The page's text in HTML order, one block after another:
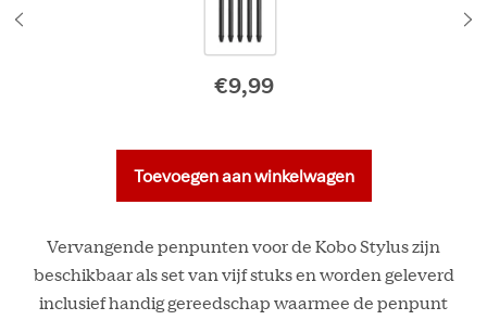
€9,99Oorspronkelijke
Toevoegen aan winkelwagen
Vervangende penpunten voor de Kobo Stylus zijn
beschikbaar als set van vijf stuks en worden geleverd
inclusief handig gereedschap waarmee de penpunt